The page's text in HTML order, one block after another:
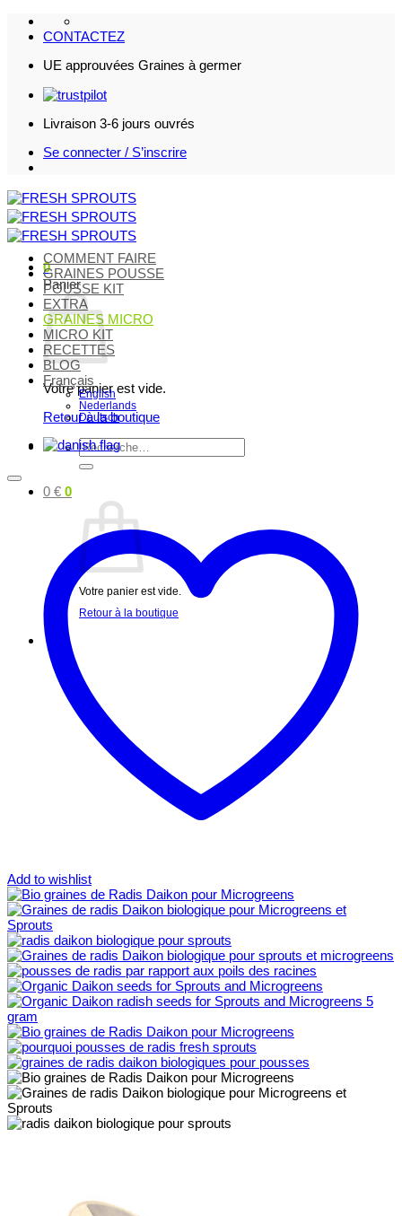
Passer
CONTACTEZ
UE approuvées Graines à germer
Livraison 3-6 jours ouvrés
Se connecter / S’inscrire
0
Panier
Votre panier est vide.
Retour à la boutique
Recherche
pour :
0 € 0
Votre panier est vide.
Retour à la boutique
COMMENT FAIRE
GRAINES POUSSE
POUSSE KIT
EXTRA
GRAINES MICRO
MICRO KIT
RECETTES
BLOG
Français
English
Nederlands
Deutsch
Add to wishlist